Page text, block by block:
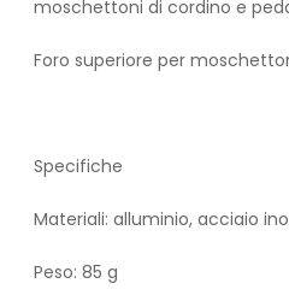
moschettoni di cordino e
Foro superiore per
Specifiche
Materiali: alluminio, acciaio
Peso: 85 g